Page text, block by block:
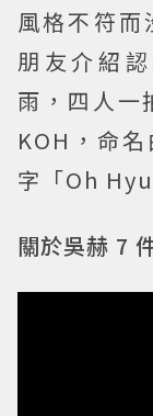
風格不符而
朋友介紹
雨，四人一
KOH，命
字「Oh
關於吳赫 7